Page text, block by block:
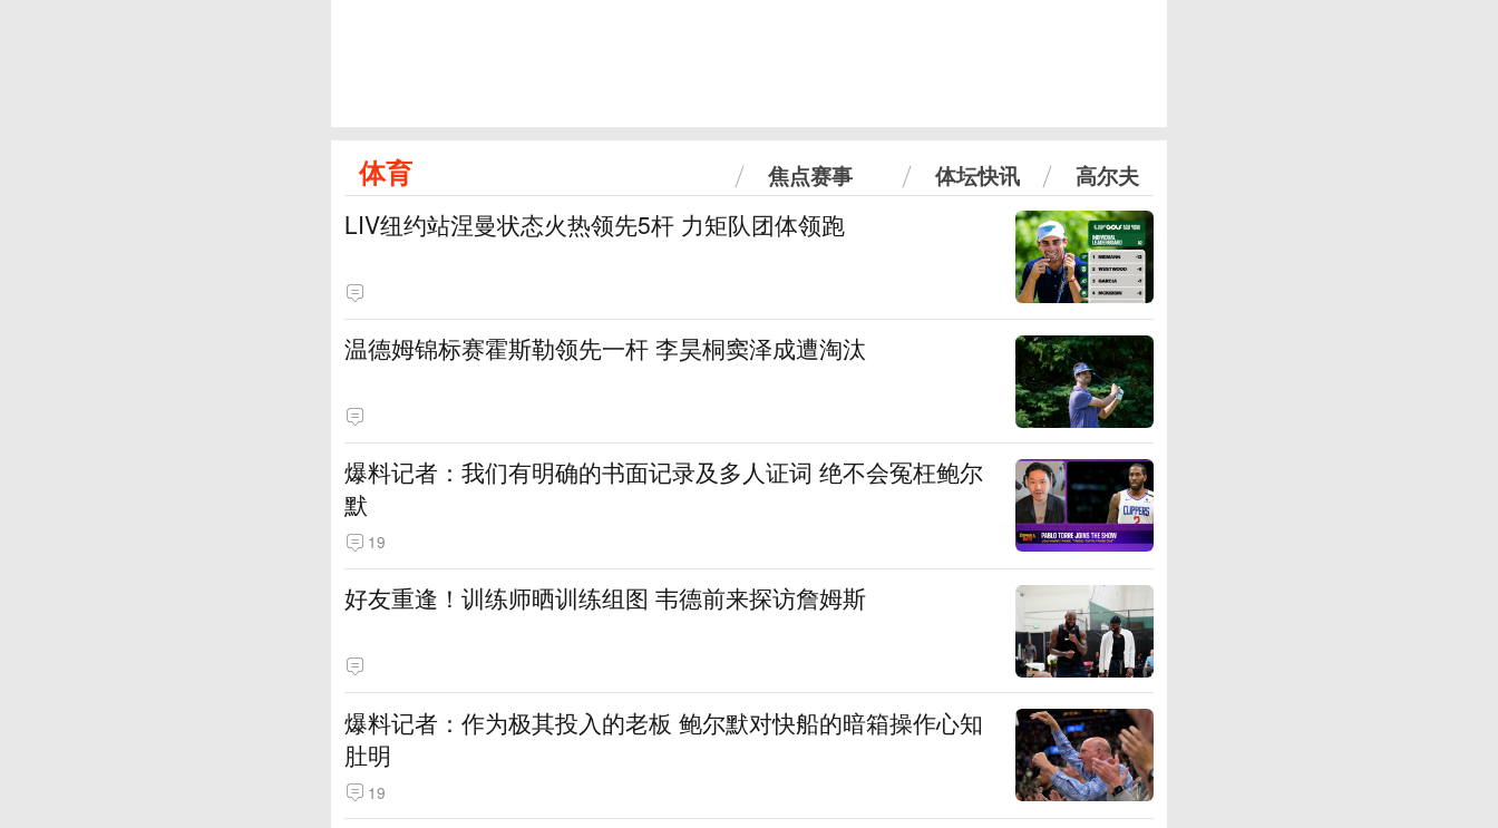
体育 焦点赛事 体坛快讯 高尔夫
LIV纽约站涅曼状态火热领先5杆 力矩队团体领跑
温德姆锦标赛霍斯勒领先一杆 李昊桐窦泽成遭淘汰
爆料记者：我们有明确的书面记录及多人证词 绝不会冤枉鲍尔
默
19
好友重逢！训练师晒训练组图 韦德前来探访詹姆斯
爆料记者：作为极其投入的老板 鲍尔默对快船的暗箱操作心知
肚明
19